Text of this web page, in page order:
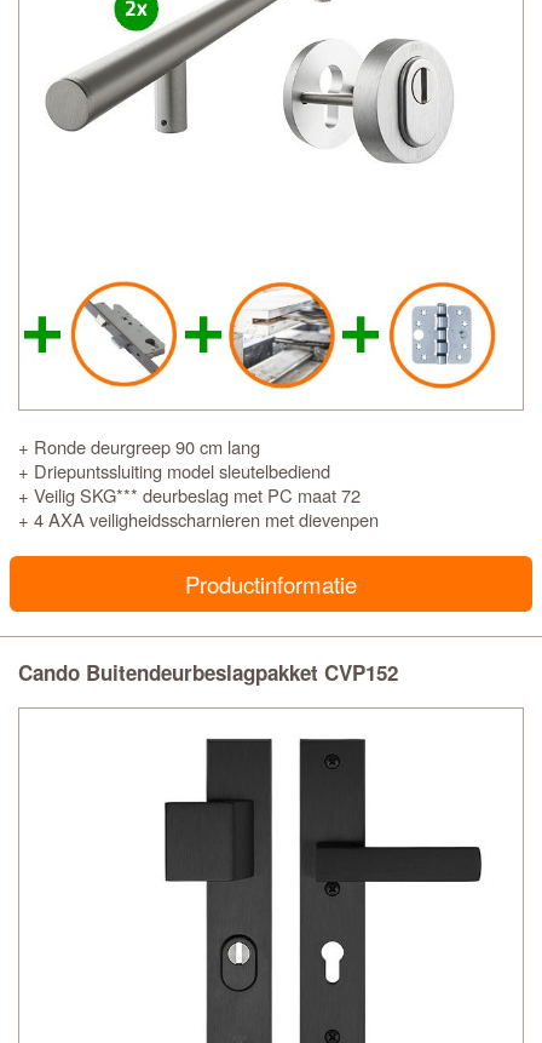
+ Ronde deurgreep 90 cm lang
+ Driepuntssluiting model sleutelbediend
+ Veilig SKG*** deurbeslag met PC maat 72
+ 4 AXA veiligheidsscharnieren met dievenpen
Productinformatie
Cando Buitendeurbeslagpakket CVP152